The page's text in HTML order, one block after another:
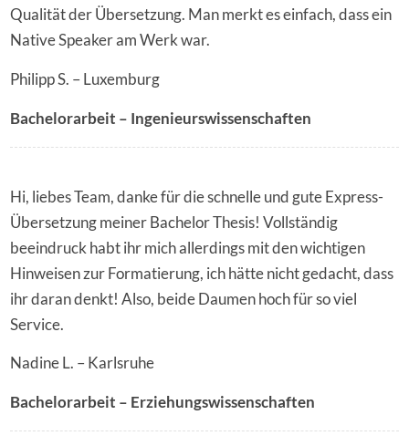
Qualität der Übersetzung. Man merkt es einfach, dass ein
Native Speaker am Werk war.
Philipp S. – Luxemburg
Bachelorarbeit – Ingenieurswissenschaften
Hi, liebes Team, danke für die schnelle und gute Express-
Übersetzung meiner Bachelor Thesis! Vollständig
beeindruck habt ihr mich allerdings mit den wichtigen
Hinweisen zur Formatierung, ich hätte nicht gedacht, dass
ihr daran denkt! Also, beide Daumen hoch für so viel
Service.
Nadine L. – Karlsruhe
Bachelorarbeit – Erziehungswissenschaften